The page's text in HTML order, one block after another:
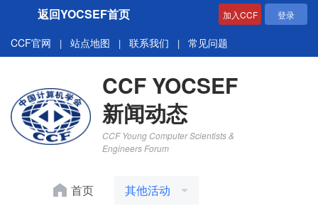
返回YOCSEF首页 加入CCF 登录
CCF官网 | 站点地图 | 联系我们 | 常见问题
CCF YOCSEF
新闻动态
CCF Young Computer Scientists &
Engineers Forum
首页 其他活动